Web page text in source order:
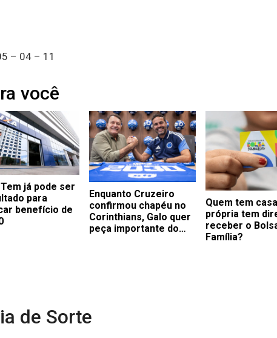
– 04 – 11
você
já pode ser
para
benefício de
Enquanto Cruzeiro
confirmou chapéu no
Corinthians, Galo quer
peça importante do
Quem tem casa
própria tem
receber o
Família?
de Sorte